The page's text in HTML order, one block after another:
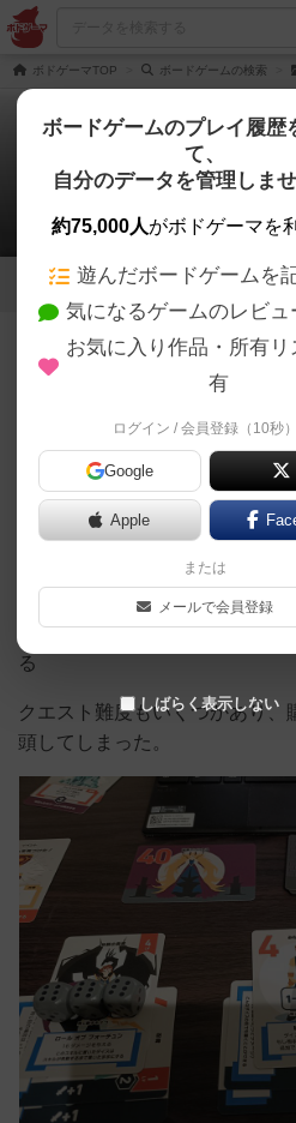
ボドゲーマTOP ボードゲームの検索
ラストダンジ
M氏さんのレ
3 3
726名 8名 0 1年以上
小箱ながらタワーディフェン
作品。ダイスを振って出た目
を発動するダイスプレースメ
ダイスは振るが運任せじゃな
うので、すんなりクリアでき
リジリ削られてクリアできな
る
クエスト難度もいくつかあり、
頭してしまった。
ボードゲームのプレイ履歴
て、
自分のデータを管理しま
約75,000人がボドゲーマを
遊んだボードゲームを
気になるゲームのレビュ
お気に入り作品・所有リ
有
ログイン / 会員登録（10秒）
Google
Apple
または
メールで会員登録
しばらく表示しない